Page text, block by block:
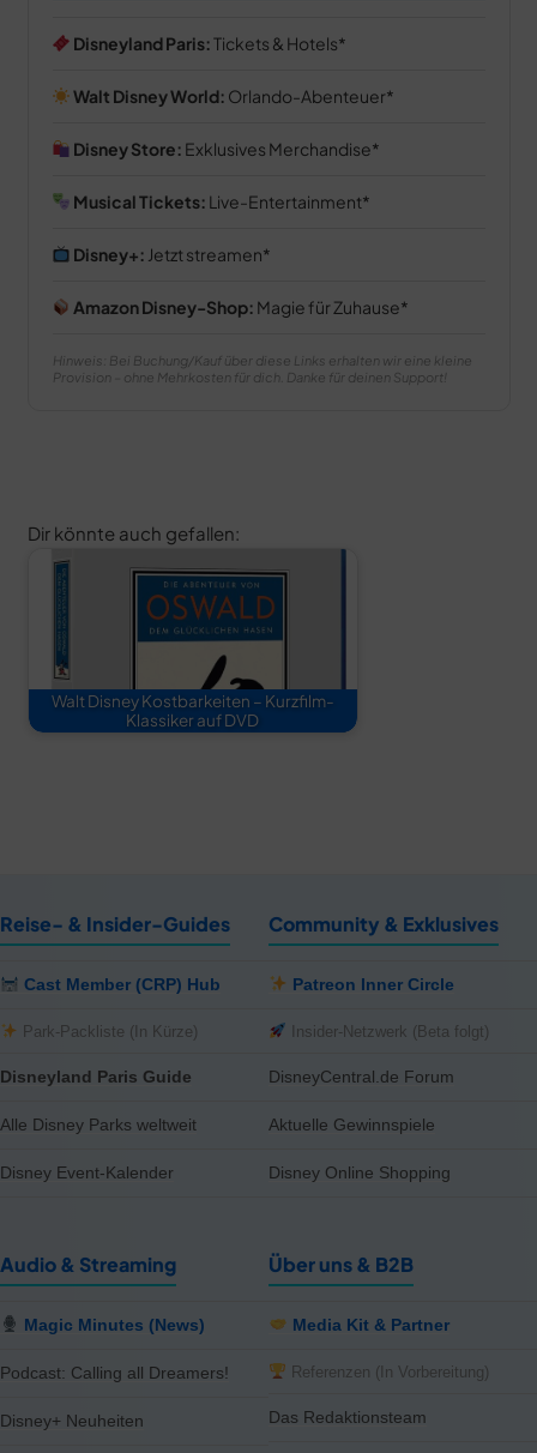
Disneyland Paris:Tickets & Hotels
Walt Disney World: Orlando-Abenteuer
Disney Store: Exklusives Merchandise
Musical Tickets: Live-Entertainment
Disney+: Jetzt streamen
Amazon Disney-Shop: Magie für Zuhause
Hinweis: Bei Buchung/Kauf über diese Links erhalten wir eine kleine
Provision – ohne Mehrkosten für dich. Danke für deinen Support!
Dir könnte auch gefallen:
Walt Disney Kostbarkeiten – Kurzfilm-
Klassiker auf DVD
Reise- & Insider-Guides
Cast Member (CRP) Hub
Park-Packliste (In Kürze)
Disneyland Paris Guide
Alle Disney Parks weltweit
Disney Event-Kalender
Community & Exklusives
Patreon Inner Circle
Insider-Netzwerk (Beta folgt)
DisneyCentral.de Forum
Aktuelle Gewinnspiele
Disney Online Shopping
Audio & Streaming
Magic Minutes (News)
Podcast: Calling all Dreamers!
Disney+ Neuheiten
Über uns & B2B
Media Kit & Partner
Referenzen (In Vorbereitung)
Das Redaktionsteam